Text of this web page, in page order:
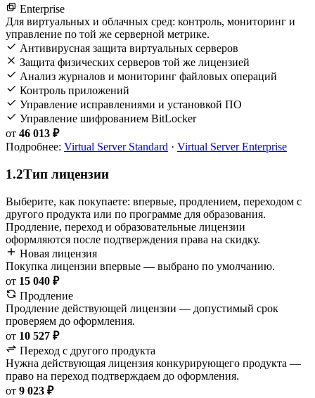
Enterprise
Для виртуальных и облачных сред: контроль, мониторинг и
управление по той же серверной метрике.
Антивирусная защита виртуальных серверов
Защита физических серверов той же лицензией
Анализ журналов и мониторинг файловых операций
Контроль приложений
Управление исправлениями и установкой ПО
Управление шифрованием BitLocker
от 46 013 ₽
Подробнее: Virtual Server Standard · Virtual Server Enterprise
1.2Тип лицензии
Выберите, как покупаете: впервые, продлением, переходом с
другого продукта или по программе для образования.
Продление, переход и образовательные лицензии
оформляются после подтверждения права на скидку.
Новая лицензия
Покупка лицензии впервые — выбрано по умолчанию.
от 15 040 ₽
Продление
Продление действующей лицензии — допустимый срок
проверяем до оформления.
от 10 527 ₽
Переход с другого продукта
Нужна действующая лицензия конкурирующего продукта —
право на переход подтверждаем до оформления.
от 9 023 ₽